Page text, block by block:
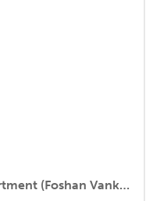
Tuqu International Youth Apartment (Foshan Vanke Golden Mileage Store)